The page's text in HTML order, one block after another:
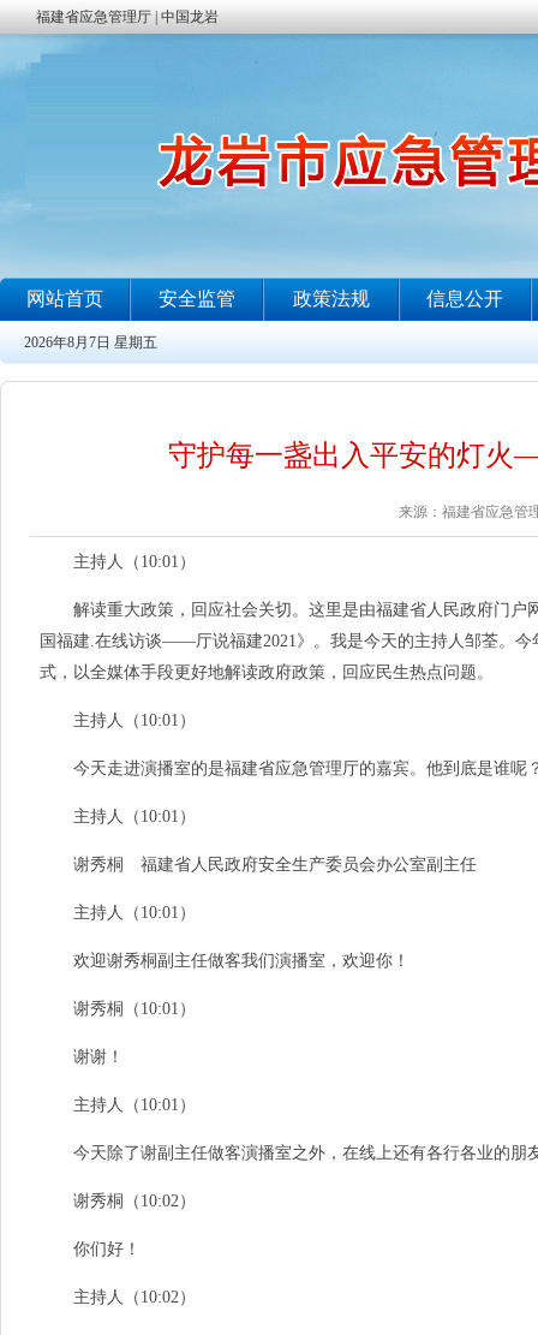
守护每一盏出入平安的灯
来源：福建省应急管
主持人（10:01）
解读重大政策，回应社会关切。这里是由福建省人民政府门户
国福建.在线访谈——厅说福建2021》。我是今天的主持人邹荃。今
式，以全媒体手段更好地解读政府政策，回应民生热点问题。
主持人（10:01）
今天走进演播室的是福建省应急管理厅的嘉宾。他到底是谁呢
主持人（10:01）
谢秀桐 福建省人民政府安全生产委员会办公室副主任
主持人（10:01）
欢迎谢秀桐副主任做客我们演播室，欢迎你！
谢秀桐（10:01）
谢谢！
主持人（10:01）
今天除了谢副主任做客演播室之外，在线上还有各行各业的朋
谢秀桐（10:02）
你们好！
主持人（10:02）